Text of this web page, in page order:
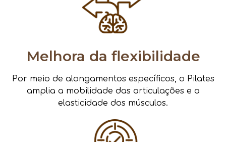
Melhora da flexibilidade
Por meio de alongamentos específicos, o Pilates
amplia a mobilidade das articulações e a
elasticidade dos músculos.